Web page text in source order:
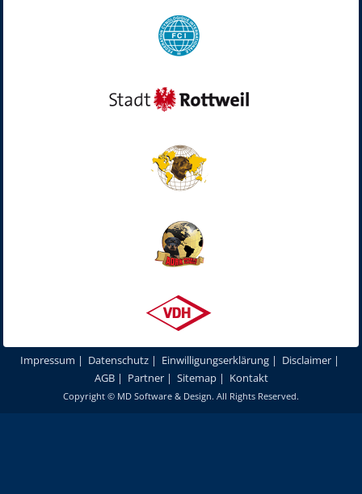
Impressum | Datenschutz | Einwilligungserklärung | Disclaimer |
AGB| Partner| Sitemap| Kontakt
Copyright © MD Software & Design. All Rights Reserved.